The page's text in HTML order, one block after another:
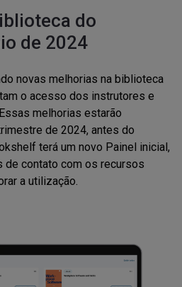
do
de 2024
novas melhorias na biblioteca
o acesso dos instrutores e
melhorias estarão
de 2024, antes do
terá um novo Painel inicial,
de contato com os recursos
a utilização.